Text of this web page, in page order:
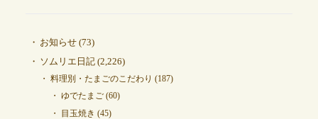
お知らせ(73)
ソムリエ日記(2,226)
料理別・たまごのこだわり (187)
ゆでたまご(60)
目玉焼き (45)